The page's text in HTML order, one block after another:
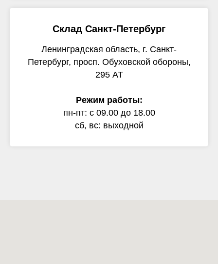
Склад Санкт-Петербург
Ленинградская область, г. Санкт-
Петербург, просп. Обуховской обороны,
295 АТ
Режим работы:
пн-пт: с 09.00 до 18.00
сб, вс: выходной